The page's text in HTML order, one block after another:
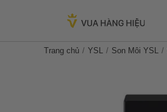
Trang chủ YSL Son Môi YSL